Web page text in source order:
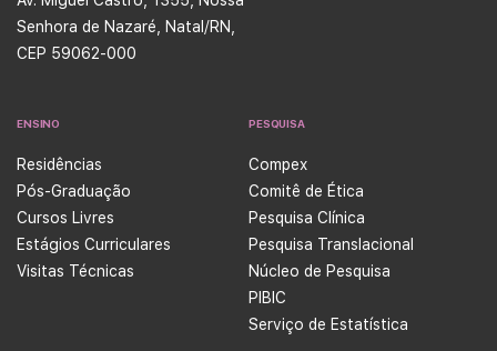
Senhora de Nazaré, Natal/RN,
CEP 59062-000
ENSINO
Residências
Pós-Graduação
Cursos Livres
Estágios Curriculares
Visitas Técnicas
PESQUISA
Compex
Comitê de Ética
Pesquisa Clínica
Pesquisa Translacional
Núcleo de Pesquisa
PIBIC
Serviço de Estatística